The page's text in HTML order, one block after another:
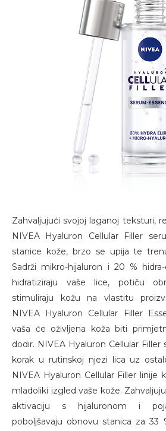
Zahvaljujući svojoj laganoj teksturi,
NIVEA Hyaluron Cellular Filler
stanice kože, brzo se upija te
Sadrži mikro-hijaluron i 20 %
hidratiziraju vaše lice, potiču
stimuliraju kožu na vlastitu
NIVEA Hyaluron Cellular Filler
vaša će oživljena koža biti
dodir. NIVEA Hyaluron Cellular Filler
korak u rutinskoj njezi lica uz
NIVEA Hyaluron Cellular Filler linije
mladoliki izgled vaše kože.
aktivaciju s hijaluronom i
poboljšavaju obnovu stanica za 33